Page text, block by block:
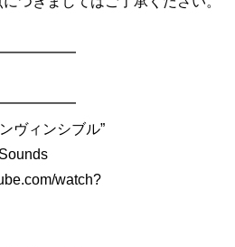
ヴィンシブル”
watch?